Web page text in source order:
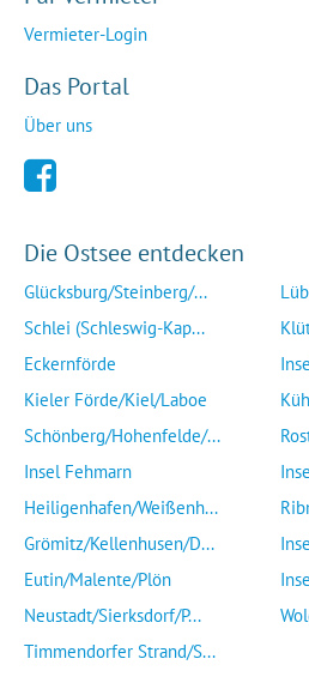
Vermieter-Login
Das Portal
Über uns
Die Ostsee entdecken
Glücksburg/Steinberg/...
Schlei (Schleswig-Kap...
Eckernförde
Kieler Förde/Kiel/Laboe
Schönberg/Hohenfelde/...
Insel Fehmarn
Heiligenhafen/Weißenh...
Grömitz/Kellenhusen/D...
Eutin/Malente/Plön
Neustadt/Sierksdorf/P...
Timmendorfer Strand/S...